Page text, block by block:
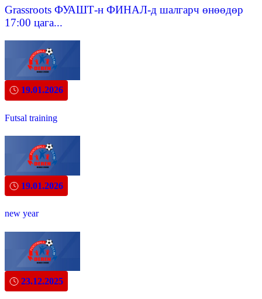
Grassroots ФУАШТ-н ФИНАЛ-д шалгарч өнөөдөр
17:00 цага...
19.01.2026
Futsal training
19.01.2026
new year
23.12.2025